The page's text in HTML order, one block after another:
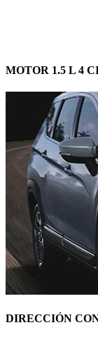
MOTOR 1.5 L 4
DIRECCIÓN